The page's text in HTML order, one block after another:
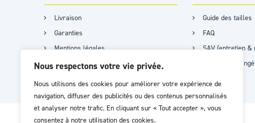
Nous respectons votre vie privée.
Nous utilisons des cookies pour améliorer votre expérience de
navigation, diffuser des publicités ou des contenus personnalisés
et analyser notre trafic. En cliquant sur « Tout accepter », vous
consentez à notre utilisation des cookies.
Livraison
Garanties
Mentions légales
CGV
Guide des tailles
FAQ
SAV (entretien &
Satisfait,